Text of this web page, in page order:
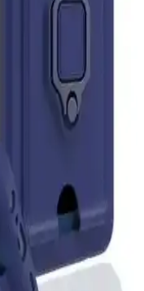
uzun pil ömrü ve yüksek
kullanım seçenekleri
Standlı
Bir Arada
kapaklı standlı
sunar. Kart ve nakit
sağlar.
Kapaklı Kılıf: